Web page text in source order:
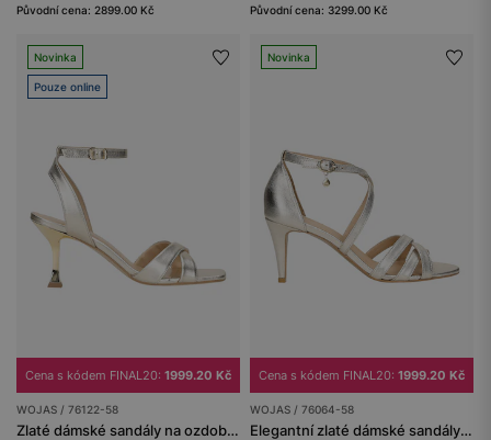
Původní cena: 2899.00 Kč
Původní cena: 3299.00 Kč
Novinka
Pouze online
Cena s kódem FINAL20: 1999.20 Kč
WOJAS / 76122-58
Zlaté dámské sandály na ozdobném podpatku
Novinka
Cena s kódem FINAL20: 1999.20 Kč
WOJAS / 76064-58
Elegantní zlaté dámské sandály na vysokém podpatku